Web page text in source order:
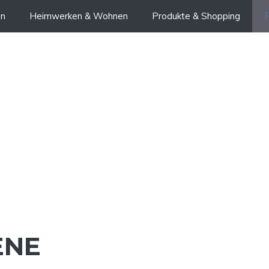
Heimwerken & Wohnen Produkte & Shopping